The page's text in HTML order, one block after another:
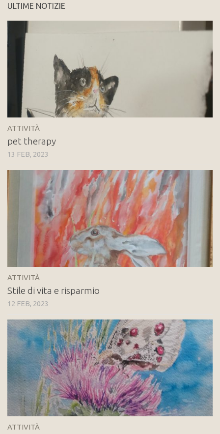
ULTIME NOTIZIE
ATTIVITÀ
pet therapy
13 FEB, 2023
ATTIVITÀ
Stile di vita e risparmio
12 FEB, 2023
ATTIVITÀ